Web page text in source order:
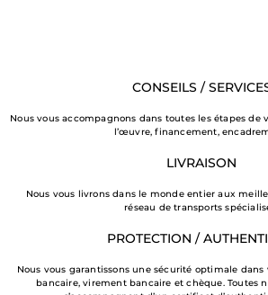
CONSEILS /
Nous vous accompagnons dans toutes les étapes de
l’œuvre, financement,
LIVRAISON
Nous vous livrons dans le monde entier aux
réseau de transports
PROTECTION /
Nous vous garantissons une sécurité optimale
bancaire, virement bancaire et chèque. Toutes